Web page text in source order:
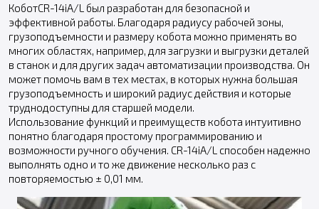
КоботCR-14iA/L был разработан для безопасной и
эффективной работы. Благодаря радиусу рабочей зоны,
грузоподъемности и размеру кобота можно применять во
многих областях, например, для загрузки и выгрузки деталей
в станок и для других задач автоматизации производства. Он
может помочь вам в тех местах, в которых нужна большая
грузоподъемность и широкий радиус действия и которые
труднодоступны для старшей модели.
Использование функций и преимуществ кобота интуитивно
понятно благодаря простому программированию и
возможности ручного обучения. CR-14iA/L способен надежно
выполнять одно и то же движение несколько раз с
повторяемостью ± 0,01 мм.